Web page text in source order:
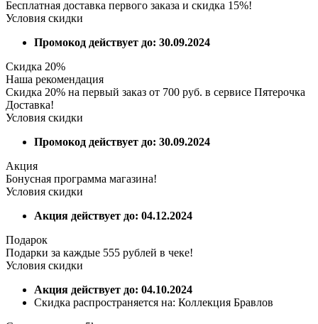
Бесплатная доставка первого заказа и скидка 15%!
Условия скидки
Промокод действует до: 30.09.2024
Скидка 20%
Наша рекомендация
Скидка 20% на первый заказ от 700 руб. в сервисе Пятерочка
Доставка!
Условия скидки
Промокод действует до: 30.09.2024
Акция
Бонусная программа магазина!
Условия скидки
Акция действует до: 04.12.2024
Подарок
Подарки за каждые 555 рублей в чеке!
Условия скидки
Акция действует до: 04.10.2024
Скидка распространяется на: Коллекция Бравлов